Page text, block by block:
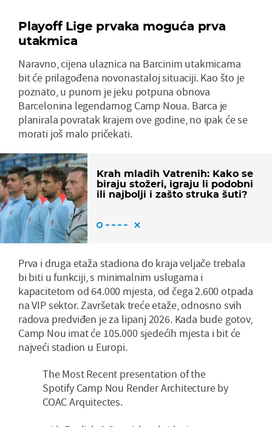
Playoff Lige prvaka moguća prva
utakmica
Naravno, cijena ulaznica na Barcinim utakmicama
bit će prilagođena novonastaloj situaciji. Kao što je
poznato, u punom je jeku potpuna obnova
Barcelonina legendarnog Camp Noua. Barca je
planirala povratak krajem ove godine, no ipak će se
morati još malo pričekati.
Krah mladih Vatrenih: Kako se
biraju stožeri, igraju li podobni
ili najbolji i zašto struka šuti?
Prva i druga etaža stadiona do kraja veljače trebala
bi biti u funkciji, s minimalnim uslugama i
kapacitetom od 64.000 mjesta, od čega 2.600 otpada
na VIP sektor. Završetak treće etaže, odnosno svih
radova predviđen je za lipanj 2026. Kada bude gotov,
Camp Nou imat će 105.000 sjedećih mjesta i bit će
najveći stadion u Europi.
The Most Recent presentation of the
Spotify Camp Nou Render Architecture by
COAC Arquitectes.